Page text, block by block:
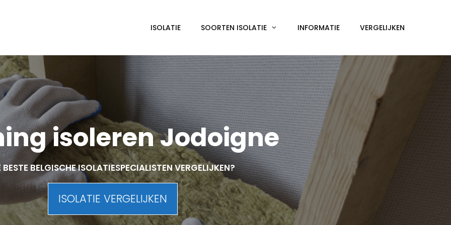
ISOLATIE SOORTEN ISOLATIE INFORMATIE VERGELIJKEN
isoleren Jodoigne
BESTE BELGISCHE ISOLATIESPECIALISTEN VERGELIJKEN?
ISOLATIE VERGELIJKEN